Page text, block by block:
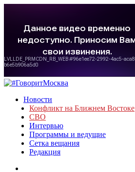
Новости
Конфликт на Ближнем Востоке
СВО
Интервью
Программы и ведущие
Сетка вещания
Редакция